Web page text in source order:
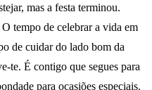
mas a festa terminou.
tempo de celebrar a vida em
de cuidar do lado bom da
te. É contigo que segues para
para ocasiões especiais.